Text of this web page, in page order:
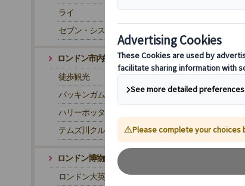
ライ
セブン・シスターズ
ロンドン市内観光ツアー
徒歩観光
バッキンガム宮殿
ハリーポッター関連
テムズ川クルーズ
ロンドン博物館・文化体験ツアー
ロンドン大英博物館ツアー